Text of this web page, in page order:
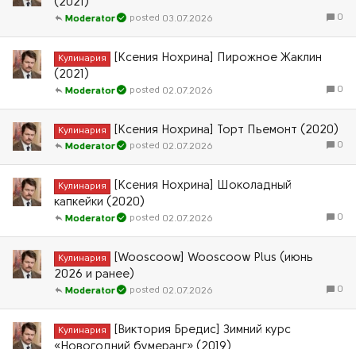
(2021)
0
03.07.2026
Moderator
Кулинария
[Ксения Нохрина] Пирожное Жаклин
(2021)
0
02.07.2026
Moderator
Кулинария [Ксения Нохрина] Торт Пьемонт (2020)
0
02.07.2026
Moderator
Кулинария
[Ксения Нохрина] Шоколадный
капкейки (2020)
0
02.07.2026
Moderator
Кулинария
[Wooscoow] Wooscoow Plus (июнь
2026 и ранее)
0
02.07.2026
Moderator
Кулинария
[Виктория Бредис] Зимний курс